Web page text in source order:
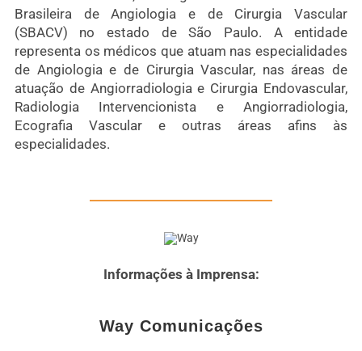
Brasileira de Angiologia e de Cirurgia Vascular
(SBACV) no estado de São Paulo. A entidade
representa os médicos que atuam nas especialidades
de Angiologia e de Cirurgia Vascular, nas áreas de
atuação de Angiorradiologia e Cirurgia Endovascular,
Radiologia Intervencionista e Angiorradiologia,
Ecografia Vascular e outras áreas afins às
especialidades.
Informações à Imprensa:
Way Comunicações